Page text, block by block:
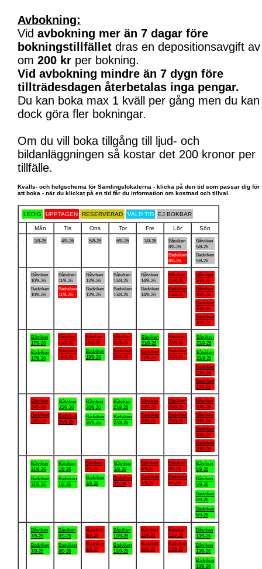
Avbokning:
Vid avbokning mer än 7 dagar före
bokningstillfället dras en depositionsavgift av
om 200 kr per bokning.
Vid avbokning mindre än 7 dygn före
tillträdesdagen återbetalas inga pengar.
Du kan boka max 1 kväll per gång men du kan
dock göra fler bokningar.
Om du vill boka tillgång till ljud- och
bildanläggningen så kostar det 200 kronor per
tillfälle.
Kvälls- och helgschema för Samlingslokalerna - klicka på den tid som passar dig för
att boka - när du klickat på en tid får du information om kostnad och tillval.
LEDIG UPPTAGEN RESERVERAD VALD TID EJ BOKBAR
Mån Tis Ons Tor Fre Lör
Sön
3/8-26 4/8-26 5/8-26 6/8-26 7/8-26
Båtviken
8/8-26
Badviken
8/8-26
Båtviken
9/8-26
Badviken
9/8-26
Båtviken
10/8-26
Badviken
10/8-26
Båtviken
11/8-26
Badviken
11/8-26
Båtviken
12/8-26
Badviken
12/8-26
Båtviken
13/8-26
Badviken
13/8-26
Båtviken
14/8-26
Badviken
14/8-26
Båtviken
15/8-26
Badviken
15/8-26
Båtviken
16/8-26
Båtviken
16/8-26
Badviken
16/8-26
Badviken
16/8-26
Båtviken
17/8-26
Badviken
17/8-26
Båtviken
18/8-26
Badviken
18/8-26
Båtviken
19/8-26
Badviken
19/8-26
Båtviken
20/8-26
Badviken
20/8-26
Båtviken
21/8-26
Badviken
21/8-26
Båtviken
22/8-26
Badviken
22/8-26
Båtviken
23/8-26
Båtviken
23/8-26
Badviken
23/8-26
Badviken
23/8-26
Båtviken
24/8-26
Badviken
24/8-26
Båtviken
25/8-26
Badviken
25/8-26
Båtviken
26/8-26
Badviken
26/8-26
Båtviken
27/8-26
Badviken
27/8-26
Båtviken
28/8-26
Badviken
28/8-26
Båtviken
29/8-26
Badviken
29/8-26
Båtviken
30/8-26
Båtviken
30/8-26
Badviken
30/8-26
Badviken
30/8-26
Båtviken
31/8-26
Badviken
31/8-26
Båtviken
1/9-26
Badviken
1/9-26
Båtviken
2/9-26
Badviken
2/9-26
Båtviken
3/9-26
Badviken
3/9-26
Båtviken
4/9-26
Badviken
4/9-26
Båtviken
5/9-26
Badviken
5/9-26
Båtviken
6/9-26
Båtviken
6/9-26
Badviken
6/9-26
Badviken
6/9-26
Båtviken
7/9-26
Badviken
7/9-26
Båtviken
8/9-26
Badviken
8/9-26
Båtviken
9/9-26
Badviken
9/9-26
Båtviken
10/9-26
Badviken
10/9-26
Båtviken
11/9-26
Badviken
11/9-26
Båtviken
12/9-26
Badviken
12/9-26
Båtviken
13/9-26
Båtviken
13/9-26
Badviken
13/9-26